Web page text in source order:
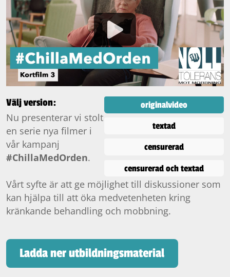
Välj version:
originalvideo
textad
censurerad
censurerad och textad
Nu presenterar vi stolt
en serie nya filmer i
vår kampanj
#ChillaMedOrden.
Vårt syfte är att ge möjlighet till diskussioner som
kan hjälpa till att öka medvetenheten kring
kränkande behandling och mobbning.
Ladda ner utbildningsmaterial